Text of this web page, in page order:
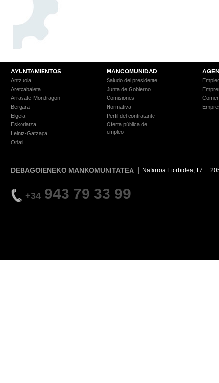
AYUNTAMIENTOS
Antzuola
Aretxabaleta
Arrasate-Mondragón
Bergara
Elgeta
Eskoriatza
Leintz-Gatzaga
Oñati
MANCOMUNIDAD
Saludo del presidente
Junta de Gobierno
Comisiones
Normativa
Perfil del contratante
Oferta pública de
empleo
DEBAGOIENEKO MANKOMUNITATEA Nafarroa Etorbidea, 17
+34 943 79 33 99